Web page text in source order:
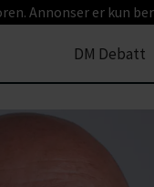
Annonser er kun
DM Debatt